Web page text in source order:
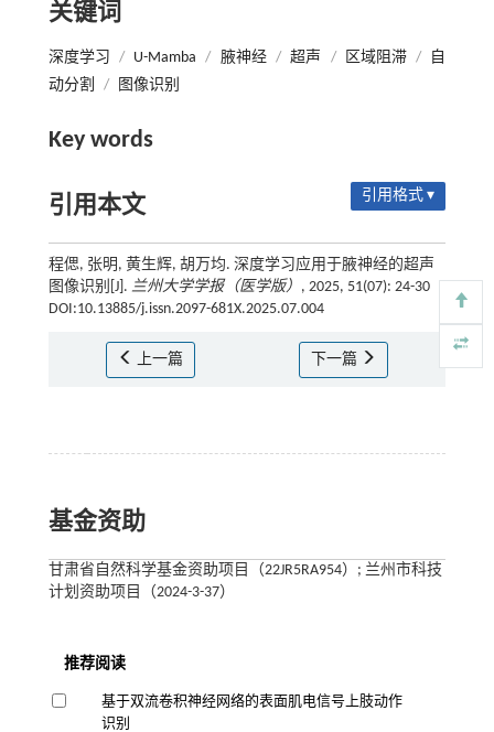
关键词
深度学习 / U-Mamba / 腋神经 / 超声 / 区域阻滞 /
自
动分割
/ 图像识别
Key words
引用本文 引用格式 ▾
程偲, 张明, 黄生辉, 胡万均. 深度学习应用于腋神经的超声
图像识别[J]. 兰州大学学报（医学版） , 2025, 51(07): 24-30
DOI:10.13885/j.issn.2097-681X.2025.07.004
上一篇 下一篇
基金资助
甘肃省自然科学基金资助项目（22JR5RA954）; 兰州市科技
计划资助项目（2024-3-37）